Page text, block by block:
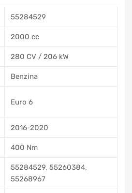
55284529
2000 cc
280 CV / 206 kW
Benzina
Euro 6
2016-2020
400 Nm
55284529, 55260384,
55268967